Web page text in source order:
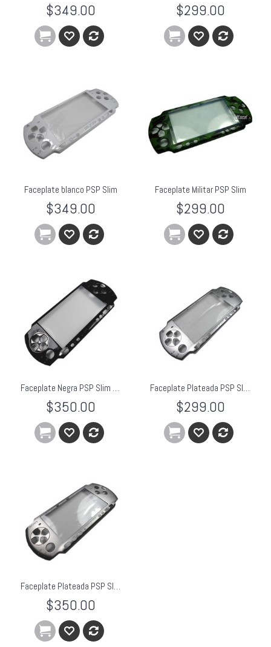
$349.00 $299.00
Faceplate blanco PSP Slim
$349.00
Faceplate Militar PSP Slim
$299.00
Faceplate Negra PSP Slim 3000
$350.00
Faceplate Plateada PSP Slim
$299.00
Faceplate Plateada PSP Slim 3000
$350.00